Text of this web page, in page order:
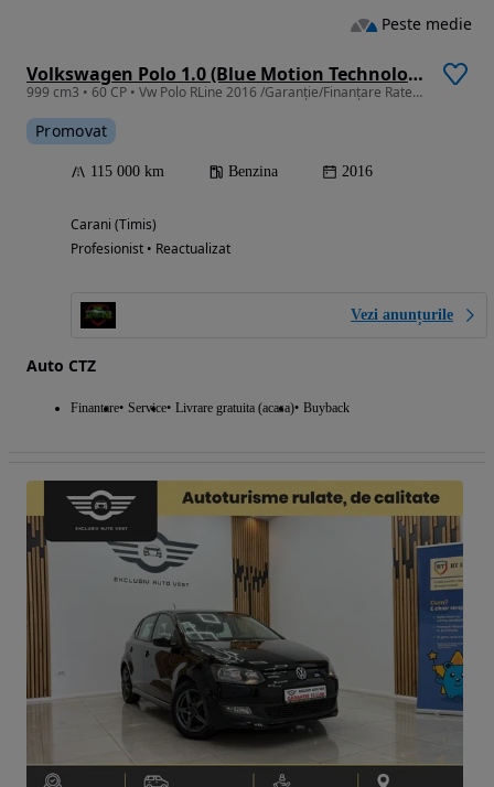
Volkswagen Polo 1.0 (Blue Motion Technology) Comfortline
999 cm3 • 60 CP • Vw Polo RLine 2016 /Garanție/Finanțare Rate/LivrareGR/RevizieGR
Promovat
115 000 km Benzina 2016
Carani (Timis)
Profesionist • Reactualizat
Vezi anunțurile
Auto CTZ
Finantare Service Livrare gratuita (acasa) Buyback
Peste medie